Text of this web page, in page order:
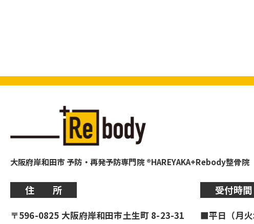
大阪府岸和田市 予防・再発予防専門院 ®HAREYAKA+Rebody整骨院
住 所
〒596-0825 大阪府岸和田市土生町 8-23-31
受付時間
■平日（月火